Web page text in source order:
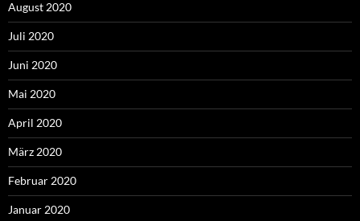
August 2020
Juli 2020
Juni 2020
Mai 2020
April 2020
März 2020
Februar 2020
Januar 2020